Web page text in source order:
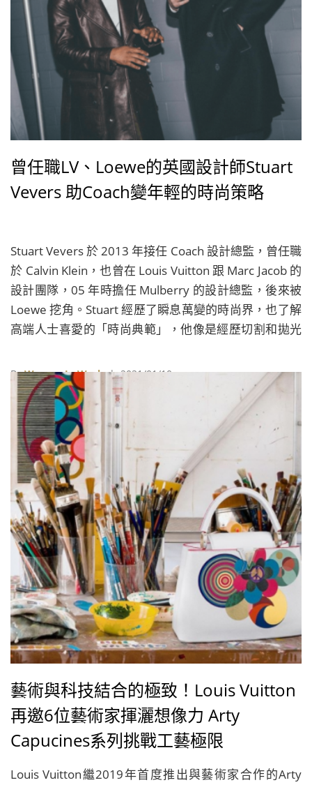
曾任職LV、Loewe的英國設計師Stuart
Vevers 助Coach變年輕的時尚策略
Stuart Vevers 於 2013 年接任 Coach 設計總監，曾任職
於 Calvin Klein，也曾在 Louis Vuitton 跟 Marc Jacob 的
設計團隊，05 年時擔任 Mulberry 的設計總監，後來被
Loewe 挖角。Stuart 經歷了瞬息萬變的時尚界，也了解
高端人士喜愛的「時尚典範」，他像是經歷切割和拋光
ByWomen In Work| 2021/01/10
藝術與科技結合的極致！Louis Vuitton
再邀6位藝術家揮灑想像力 Arty
Capucines系列挑戰工藝極限
Louis Vuitton繼2019年首度推出與藝術家合作的Arty